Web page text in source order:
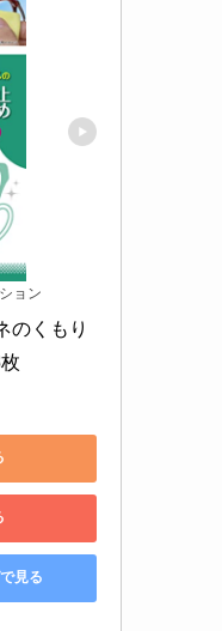
ョン
のくもり
見る